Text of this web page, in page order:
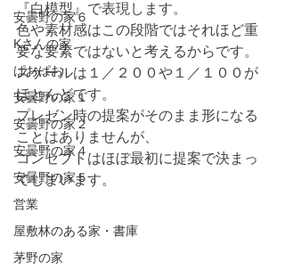
安曇野の家６
Kさんの家
ぱおぱお
安曇野の家１
安曇野の家２
安曇野の家４
安曇野の家５
営業
屋敷林のある家・書庫
茅野の家
『白模型』 で表現します。
色や素材感はこの段階ではそれほど重
要な要素ではないと考えるからです。
スケールは１／２００や１／１００が
ほとんどです。
プレゼン時の提案がそのまま形になる
ことはありませんが、
コンセプトはほぼ最初に提案で決まっ
てしまいます。